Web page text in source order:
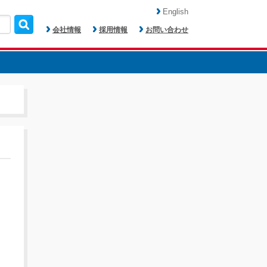
会社情報 採用情報 お問い合わせ
English